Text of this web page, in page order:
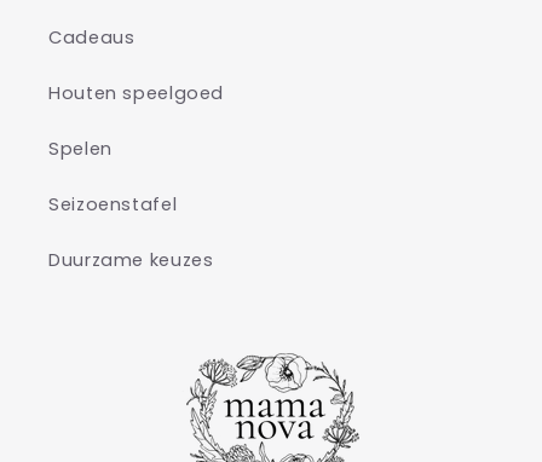
Cadeaus
Houten speelgoed
Spelen
Seizoenstafel
Duurzame keuzes